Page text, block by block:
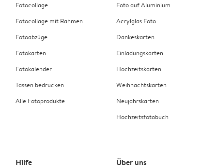
Fotocollage
Fotocollage mit Rahmen
Fotoabzüge
Fotokarten
Fotokalender
Tassen bedrucken
Alle Fotoprodukte
Foto auf Aluminium
Acrylglas Foto
Dankeskarten
Einladungskarten
Hochzeitskarten
Weihnachtskarten
Neujahrskarten
Hochzeitsfotobuch
Hilfe Über uns